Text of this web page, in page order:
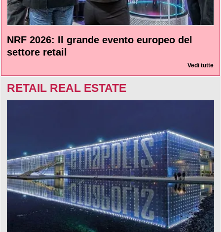
NRF 2026: Il grande evento europeo del
settore retail
Vedi tutte
RETAIL REAL ESTATE